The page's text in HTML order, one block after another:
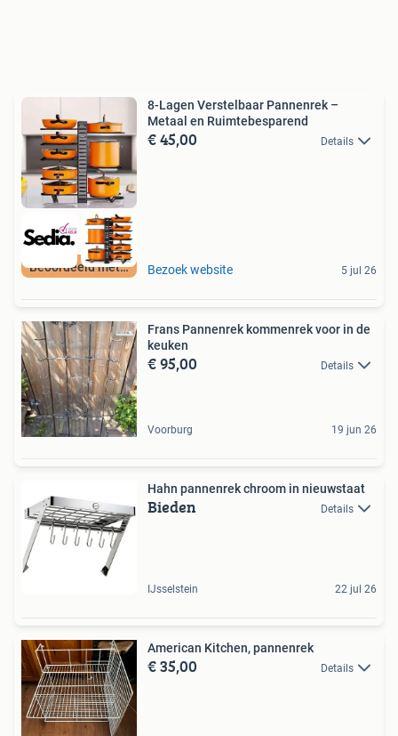
Beoordeeld met 9+
8-Lagen Verstelbaar Pannenrek –
Metaal en Ruimtebesparend
€ 45,00 Details
Bezoek website 5 jul 26
Frans Pannenrek kommenrek voor in de
keuken
€ 95,00 Details
Voorburg 19 jun 26
Hahn pannenrek chroom in nieuwstaat
Bieden Details
IJsselstein 22 jul 26
American Kitchen, pannenrek
€ 35,00 Details